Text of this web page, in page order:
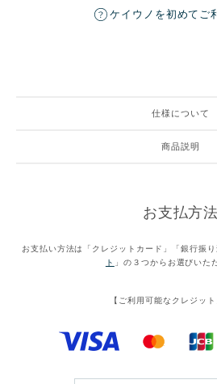
ケイウノを初めてご
商品説明
仕様について
お支払方法
お支払い方法は「クレジットカード」「銀行振り
ト 」の３つからお選びいた
【ご利用可能なクレジット